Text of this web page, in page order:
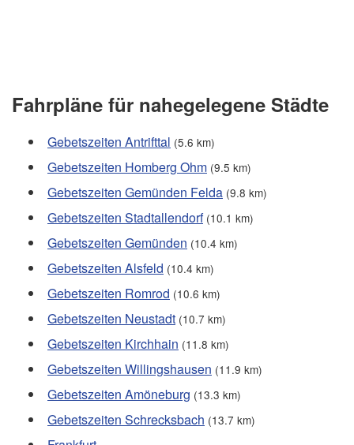
Fahrpläne für nahegelegene Städte
Gebetszeiten Antrifttal (5.6 km)
Gebetszeiten Homberg Ohm (9.5 km)
Gebetszeiten Gemünden Felda (9.8 km)
Gebetszeiten Stadtallendorf (10.1 km)
Gebetszeiten Gemünden (10.4 km)
Gebetszeiten Alsfeld (10.4 km)
Gebetszeiten Romrod (10.6 km)
Gebetszeiten Neustadt (10.7 km)
Gebetszeiten Kirchhain (11.8 km)
Gebetszeiten Willingshausen (11.9 km)
Gebetszeiten Amöneburg (13.3 km)
Gebetszeiten Schrecksbach (13.7 km)